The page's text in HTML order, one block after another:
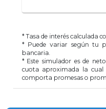
* Tasa de interés calculada
* Puede variar según tu
bancaria.
* Este simulador es de
cuota aproximada la
comporta promesas o